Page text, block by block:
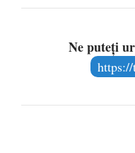
Ne puteți